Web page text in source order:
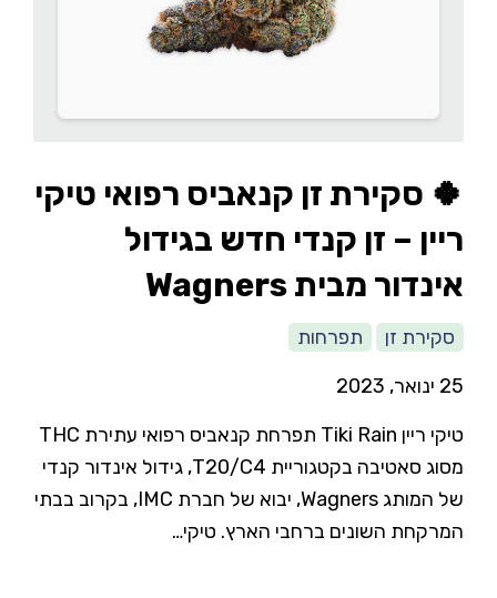
🍀 סקירת זן קנאביס רפואי טיקי
ריין – זן קנדי חדש בגידול
אינדור מבית Wagners
סקירת זן
תפרחות
25 ינואר, 2023
טיקי ריין Tiki Rain תפרחת קנאביס רפואי עתירת THC
מסוג סאטיבה בקטגוריית T20/C4, גידול אינדור קנדי
של המותג Wagners, יבוא של חברת IMC, בקרוב בבתי
המרקחת השונים ברחבי הארץ. טיקי…